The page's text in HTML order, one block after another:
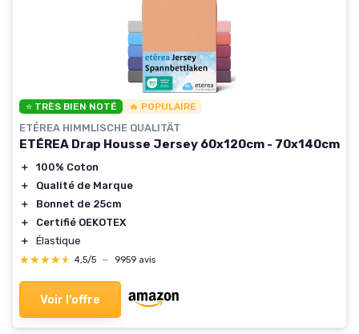
⭐ TRÈS BIEN NOTÉ 🔥 POPULAIRE
ETÉREA HIMMLISCHE QUALITÄT
ETÉREA Drap Housse Jersey 60x120cm - 70x140cm
＋
100% Coton
＋
Qualité de Marque
＋
Bonnet de 25cm
＋
Certifié OEKOTEX
＋
Élastique
★★★★★
★★★★★ 4,5/5 — 9959 avis
Voir l'offre